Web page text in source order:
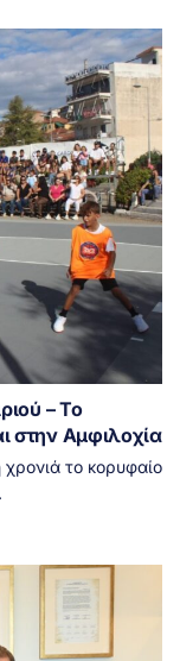
– Το
στην Αμφιλοχία
το κορυφαίο